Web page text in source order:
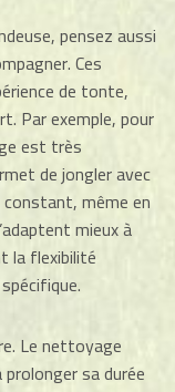
pensez aussi
Ces
de tonte,
Par exemple, pour
est très
de jongler avec
même en
mieux à
la flexibilité
Le nettoyage
sa durée